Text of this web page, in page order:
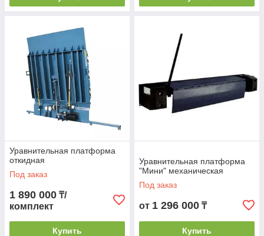
Уравнительная платформа
откидная
Под заказ
1 890 000 ₸/
комплект
Купить
Уравнительная платформа
"Мини" механическая
Под заказ
от 1 296 000 ₸
Купить